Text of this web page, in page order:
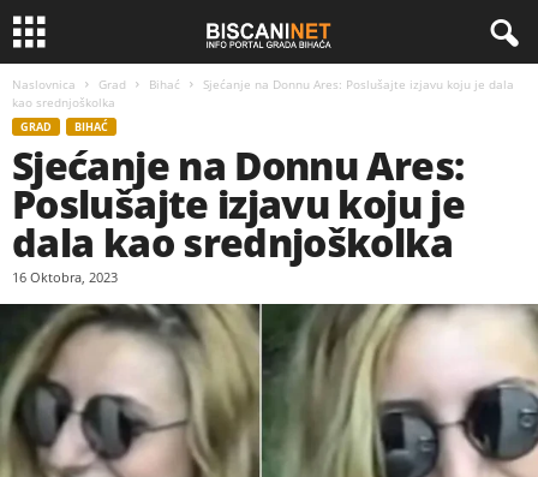
Naslovnica Grad Bihać
Sjećanje na Donnu Ares: Poslušajte izjavu koju je dala
kao srednjoškolka
GRAD BIHAĆ
Sjećanje na Donnu Ares:
Poslušajte izjavu koju je
dala kao srednjoškolka
16 Oktobra, 2023